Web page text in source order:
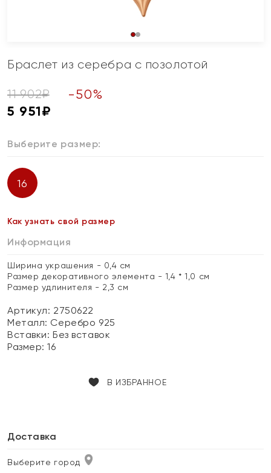
Браслет из серебра с позолотой
11 902₽ -50%
5 951₽
Выберите размер:
16
Как узнать свой размер
Информация
Ширина украшения - 0,4 см
Размер декоративного элемента - 1,4 * 1,0 см
Размер удлинителя - 2,3 см
Артикул: 2750622
Металл: Серебро 925
Вставки:Без вставок
Размер:16
В ИЗБРАННОЕ
Доставка
Выберите город